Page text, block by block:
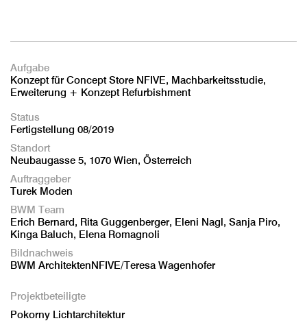
Aufgabe
Konzept für Concept Store NFIVE, Machbarkeitsstudie,
Erweiterung + Konzept Refurbishment
Status
Fertigstellung 08/2019
Standort
Neubaugasse 5, 1070 Wien, Österreich
Auftraggeber
Turek Moden
BWM Team
Erich Bernard, Rita Guggenberger, Eleni Nagl, Sanja Piro,
Kinga Baluch, Elena Romagnoli
Bildnachweis
BWM ArchitektenNFIVE/Teresa Wagenhofer
Projektbeteiligte
Pokorny Lichtarchitektur